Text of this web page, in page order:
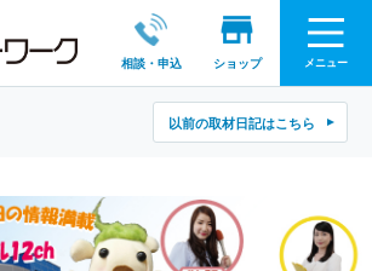
相談・申込 ショップ メニュー
以前の取材日記はこちら